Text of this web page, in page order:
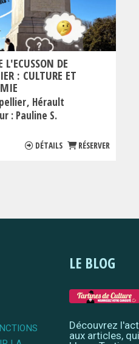
L'ECUSSON DE
: CULTURE ET
Hérault
: Pauline S.
DÉTAILS RÉSERVER
LE BLOG
Découvrez
aux articles,